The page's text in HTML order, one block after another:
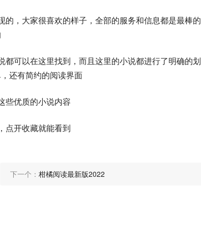
，大家很喜欢的样子，全部的服务和信息都是最棒的
可以在这里找到，而且这里的小说都进行了明确的划
还有简约的阅读界面
些优质的小说内容
点开收藏就能看到
下一个： 柑橘阅读最新版2022